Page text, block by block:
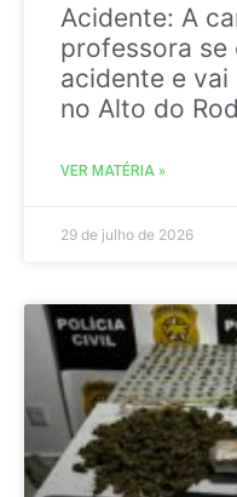
Acidente: A
professora se
acidente e vai
no Alto do
VER MATÉRIA »
29 de julho de 2026